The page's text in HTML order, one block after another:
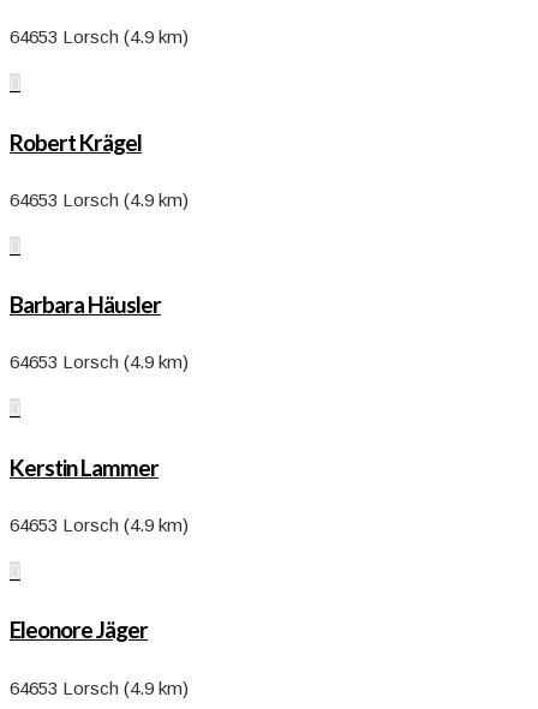
64653 Lorsch (4.9 km)

Robert Krägel
64653 Lorsch (4.9 km)

Barbara Häusler
64653 Lorsch (4.9 km)

Kerstin Lammer
64653 Lorsch (4.9 km)

Eleonore Jäger
64653 Lorsch (4.9 km)